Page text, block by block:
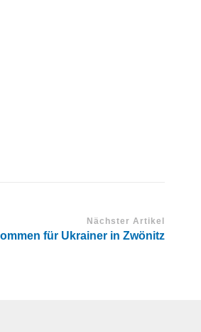
Nächster Artikel
für Ukrainer in Zwönitz